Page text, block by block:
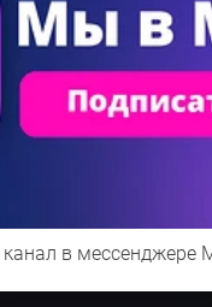
в мессенджере